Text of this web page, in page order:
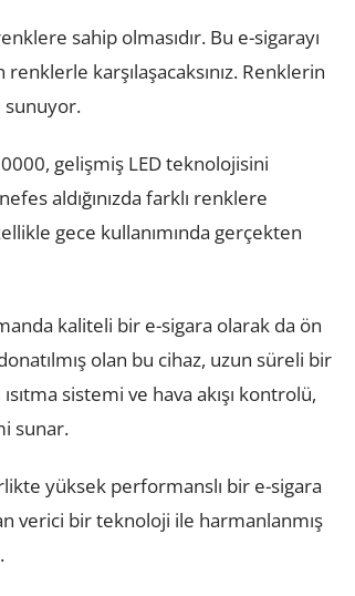
sahip olmasıdır. Bu e-sigarayı
karşılaşacaksınız. Renklerin
sunuyor.
gelişmiş LED teknolojisini
aldığınızda farklı renklere
gece kullanımında gerçekten
kaliteli bir e-sigara olarak da ön
olan bu cihaz, uzun süreli bir
sistemi ve hava akışı kontrolü,
sunar.
yüksek performanslı bir e-sigara
verici bir teknoloji ile harmanlanmış